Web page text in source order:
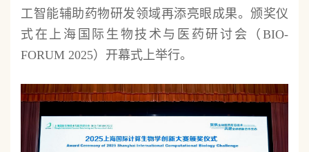
工智能辅助药物研发领域再添亮眼成果。颁奖仪
式在上海国际生物技术与医药研讨会（BIO-
FORUM 2025）开幕式上举行。